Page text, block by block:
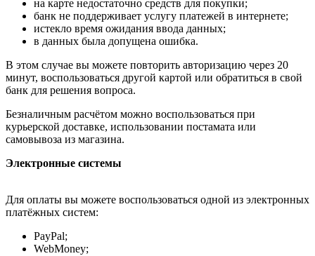
на карте недостаточно средств для покупки;
банк не поддерживает услугу платежей в интернете;
истекло время ожидания ввода данных;
в данных была допущена ошибка.
В этом случае вы можете повторить авторизацию через 20
минут, воспользоваться другой картой или обратиться в свой
банк для решения вопроса.
Безналичным расчётом можно воспользоваться при
курьерской доставке, использовании постамата или
самовывоза из магазина.
Электронные системы
Для оплаты вы можете воспользоваться одной из электронных
платёжных систем:
PayPal;
WebMoney;